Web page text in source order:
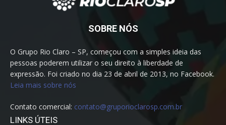
SOBRE NÓS
O Grupo Rio Claro – SP, começou com a simples ideia das
pessoas poderem utilizar o seu direito à liberdade de
expressão. Foi criado no dia 23 de abril de 2013, no Facebook.
Leia mais sobre nós
Contato comercial: contato@gruporioclarosp.com.br
LINKS ÚTEIS